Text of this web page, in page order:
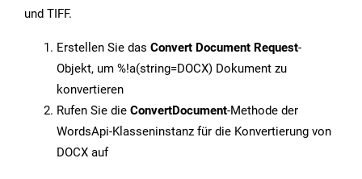
und TIFF.
Erstellen Sie das Convert Document Request-
Objekt, um %!a(string=DOCX) Dokument zu
konvertieren
Rufen Sie die ConvertDocument-Methode der
WordsApi-Klasseninstanz für die Konvertierung von
DOCX auf